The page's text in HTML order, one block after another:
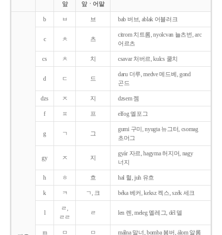
앞
앞ㆍ어말
b ㅂ 브 bab 버브, ablak 어블러크
c ㅊ 츠
citrom 치트롬, nyolcvan 뇰츠번, arc
어르츠
cs ㅊ 치 csavar 처버르, kulcs 쿨치
d ㄷ 드
daru 더루, medve 메드베, gond
곤드
dzs ㅈ 지 dzsem 젬
f ㅍ 프 elfog 엘포그
g ㄱ 그
gumi 구미, nyugta 뉴그터, csomag
초머그
gy ㅈ 지
gyár 자르, hagyma 허지머, nagy
너지
h ㅎ 흐 hal 헐, juh 유흐
k ㅋ ㄱ, 크 béka 베커, keksz 켁스, szék 세크
l
ㄹ,
ㄹㄹ
ㄹ len 렌, meleg 멜레그, dél 델
m ㅁ ㅁ málna 말너, bomba 봄버, álom 알롬